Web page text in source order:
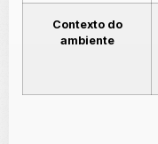
Contexto do
ambiente